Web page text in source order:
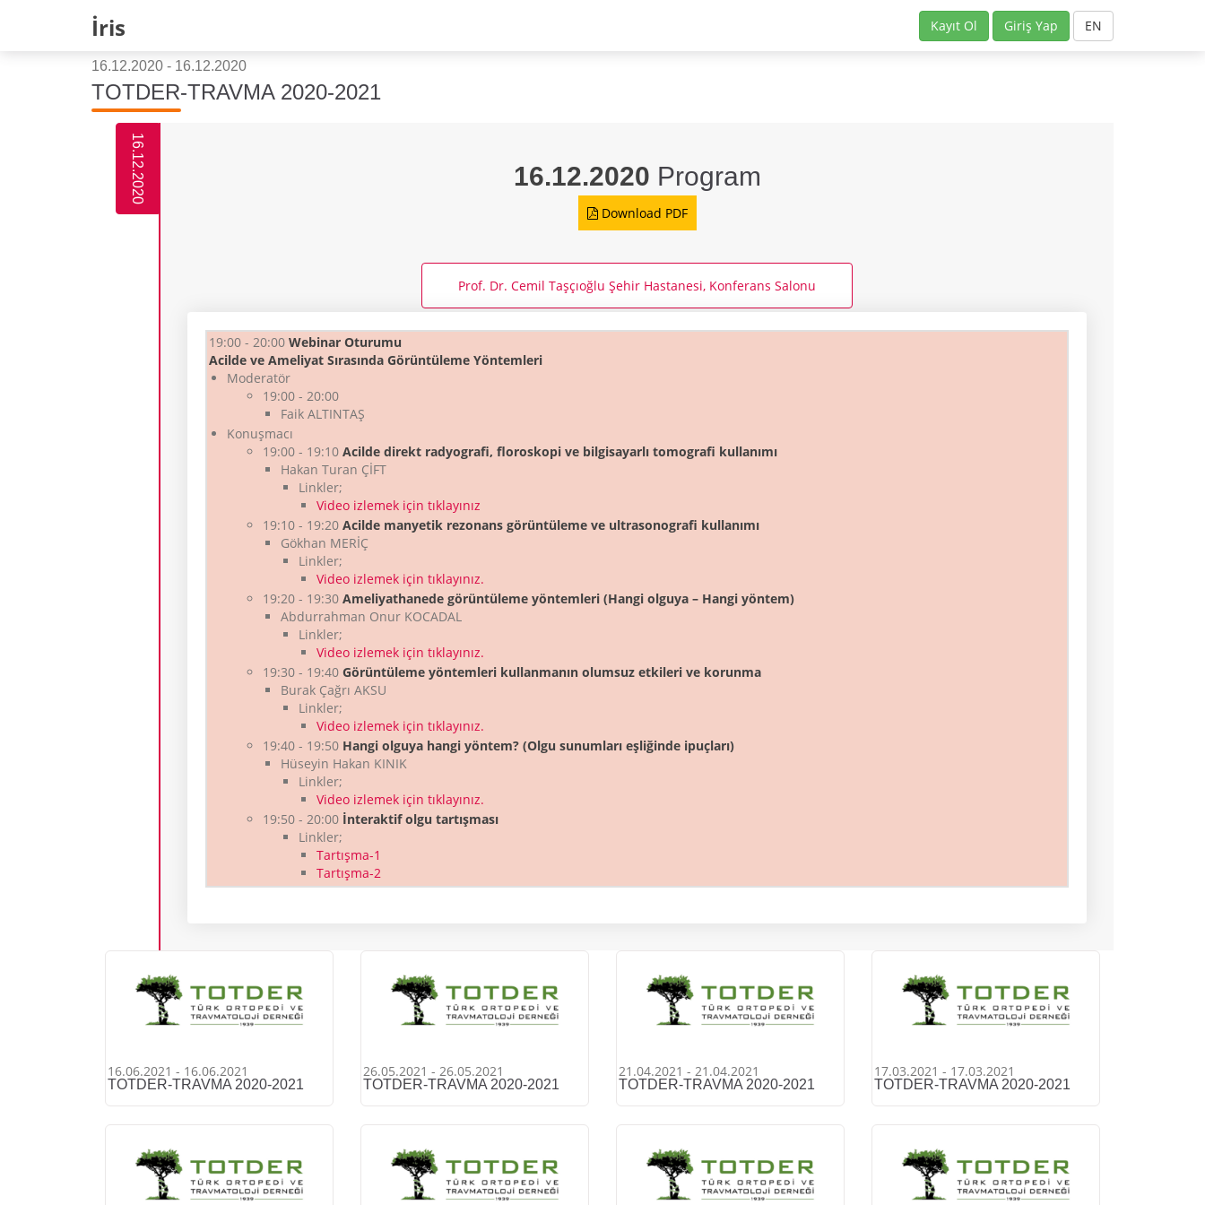
İris Kayıt Ol Giriş Yap EN
16.12.2020 - 16.12.2020
TOTDER-TRAVMA 2020-2021
16.12.2020 16.12.2020 Program
Download PDF
Prof. Dr. Cemil Taşçıoğlu Şehir Hastanesi, Konferans Salonu
19:00 - 20:00 Webinar Oturumu
Acilde ve Ameliyat Sırasında Görüntüleme Yöntemleri
Moderatör
19:00 - 20:00
Faik ALTINTAŞ
Konuşmacı
19:00 - 19:10 Acilde direkt radyografi, floroskopi ve bilgisayarlı tomografi kullanımı
Hakan Turan ÇİFT
Linkler;
Video izlemek için tıklayınız
19:10 - 19:20 Acilde manyetik rezonans görüntüleme ve ultrasonografi kullanımı
Gökhan MERİÇ
Linkler;
Video izlemek için tıklayınız.
19:20 - 19:30 Ameliyathanede görüntüleme yöntemleri (Hangi olguya – Hangi yöntem)
Abdurrahman Onur KOCADAL
Linkler;
Video izlemek için tıklayınız.
19:30 - 19:40 Görüntüleme yöntemleri kullanmanın olumsuz etkileri ve korunma
Burak Çağrı AKSU
Linkler;
Video izlemek için tıklayınız.
19:40 - 19:50 Hangi olguya hangi yöntem? (Olgu sunumları eşliğinde ipuçları)
Hüseyin Hakan KINIK
Linkler;
Video izlemek için tıklayınız.
19:50 - 20:00 İnteraktif olgu tartışması
Linkler;
Tartışma-1
Tartışma-2
16.06.2021 - 16.06.2021
TOTDER-TRAVMA 2020-2021
26.05.2021 - 26.05.2021
TOTDER-TRAVMA 2020-2021
21.04.2021 - 21.04.2021
TOTDER-TRAVMA 2020-2021
17.03.2021 - 17.03.2021
TOTDER-TRAVMA 2020-2021